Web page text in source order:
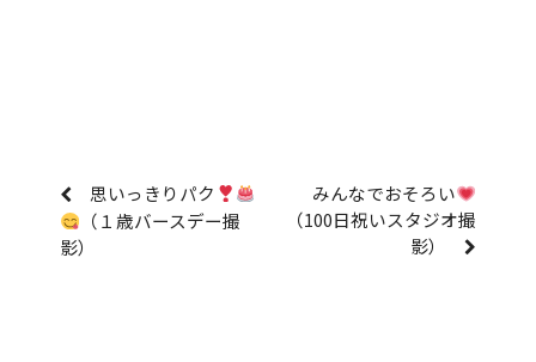
思いっきりパク
（１歳バースデー撮
影）
みんなでおそろい
（100日祝いスタジオ撮
影）